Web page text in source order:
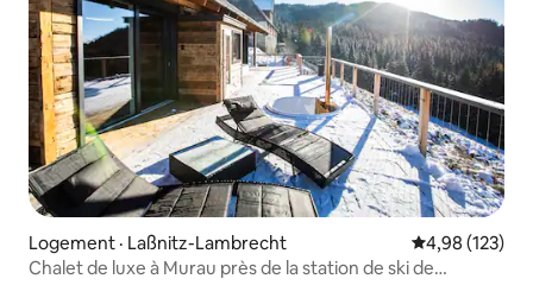
Logement · Laßnitz-Lambrecht Note
4,98 (123)
Chalet de luxe à Murau près de la station de ski de